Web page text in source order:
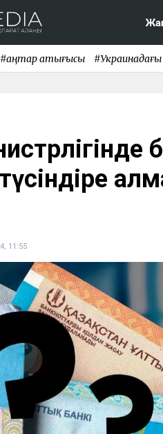
#қаңтар қақтығысы #Украинадағы
11:55